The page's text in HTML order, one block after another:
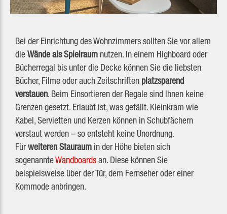
Bei der Einrichtung des Wohnzimmers sollten Sie vor allem
dieWände als Spielraum nutzen. In einem Highboard oder
Bücherregal bis unter die Decke können Sie die liebsten
Bücher, Filme oder auch Zeitschriften platzsparend
verstauen. Beim Einsortieren der Regale sind Ihnen keine
Grenzen gesetzt. Erlaubt ist, was gefällt. Kleinkram wie
Kabel, Servietten und Kerzen können in Schubfächern
verstaut werden – so entsteht keine Unordnung.
Fürweiteren Stauraum in der Höhe bieten sich
sogenannteWandboardsan. Diese können Sie
beispielsweise über der Tür, dem Fernseher oder einer
Kommode anbringen.